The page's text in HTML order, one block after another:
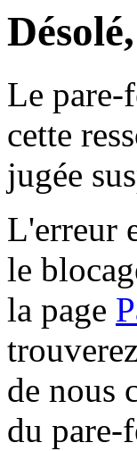
Le pare-
cette
jugée
L'erreur
le
la page
de nous
du pare-